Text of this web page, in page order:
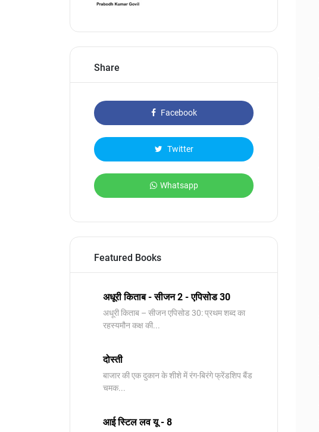
Share
Facebook
Twitter
Whatsapp
Featured Books
अधूरी किताब - सीजन 2 - एपिसोड 30
अधूरी किताब – सीजन एपिसोड 30: प्रथम शब्द का
रहस्यमौन कक्ष की...
दोस्ती
बाजार की एक दुकान के शीशे में रंग-बिरंगे फ्रेंडशिप बैंड
चमक...
आई स्टिल लव यू - 8